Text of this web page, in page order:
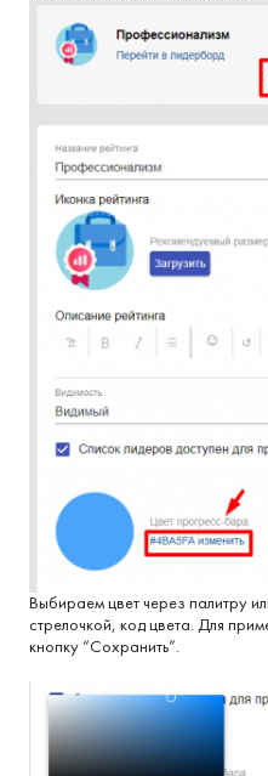
Выбираем цвет через палитру
стрелочкой, код цвета. Для
кнопку “Сохранить”.